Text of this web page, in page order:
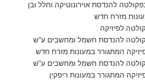
בפקולטה להנדסת אוירונוטיקה וחלל ובן
מזרח חדש
בפקולטה להנדסת חשמל ומחשבים ע"ש
המתגורר במעונות מזרח חדש
בפקולטה להנדסת חשמל ומחשבים ע"ש
המתגורר במעונות ריפקין